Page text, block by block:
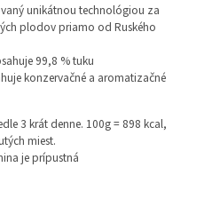
unikátnou technológiou za
plodov priamo od Ruského
99,8 % tuku
konzervačné a aromatizačné
3 krát denne. 100g = 898 kcal,
miest.
je prípustná